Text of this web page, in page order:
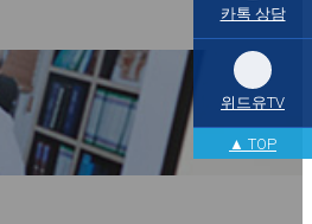
카톡 상담
위드유TV
▲ TOP